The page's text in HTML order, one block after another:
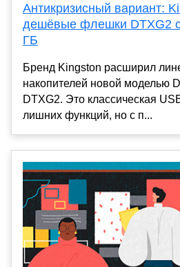
Антикризисный вариант:
дешёвые флешки DTXG2
ГБ
Бренд Kingston расширил
накопителей новой моделью
DTXG2. Это классическая
лишних функций, но с п...